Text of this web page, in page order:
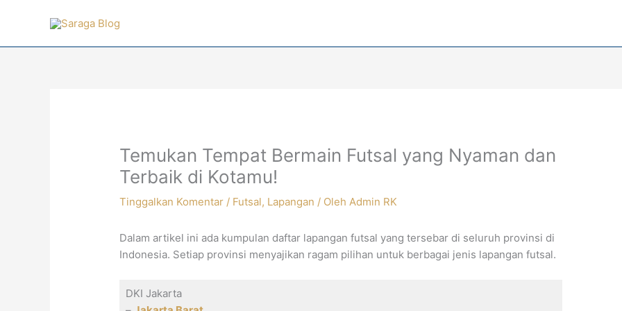
Temukan Tempat Bermain Futsal yang Nyaman dan
Terbaik di Kotamu!
Tinggalkan Komentar / Futsal, Lapangan / OlehAdmin RK
Dalam artikel ini ada kumpulan daftar lapangan futsal yang tersebar di seluruh provinsi di
Indonesia. Setiap provinsi menyajikan ragam pilihan untuk berbagai jenis lapangan futsal.
DKI Jakarta